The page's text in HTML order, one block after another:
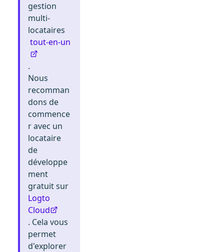
gestion
multi-
locataires
tout-en-un
.
Nous
recomman
dons de
commence
r avec un
locataire
de
développe
ment
gratuit sur
Logto
Cloud
. Cela vous
permet
d'explorer